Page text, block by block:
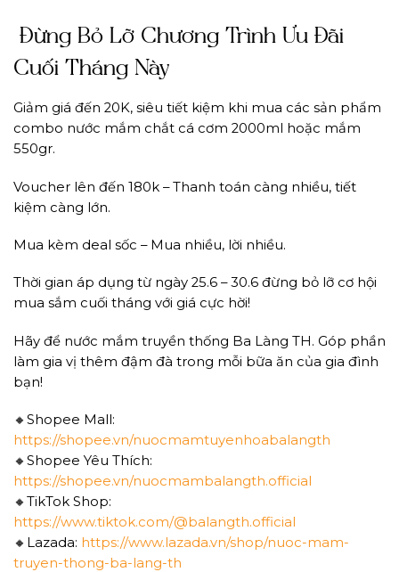
Đừng Bỏ Lỡ Chương Trình Ưu Đãi
Cuối Tháng Này
Giảm giá đến 20K, siêu tiết kiệm khi mua các sản phẩm
combo nước mắm chắt cá cơm 2000ml hoặc mắm
550gr.
Voucher lên đến 180k – Thanh toán càng nhiều, tiết
kiệm càng lớn.
Mua kèm deal sốc – Mua nhiều, lời nhiều.
Thời gian áp dụng từ ngày 25.6 – 30.6 đừng bỏ lỡ cơ hội
mua sắm cuối tháng với giá cực hời!
Hãy để nước mắm truyền thống Ba Làng TH. Góp phần
làm gia vị thêm đậm đà trong mỗi bữa ăn của gia đình
bạn!
🔸Shopee Mall:
https://shopee.vn/nuocmamtuyenhoabalangth
🔸Shopee Yêu Thích:
https://shopee.vn/nuocmambalangth.official
🔸TikTok Shop:
https://www.tiktok.com/@balangth.official
🔸Lazada: https://www.lazada.vn/shop/nuoc-mam-
truyen-thong-ba-lang-th